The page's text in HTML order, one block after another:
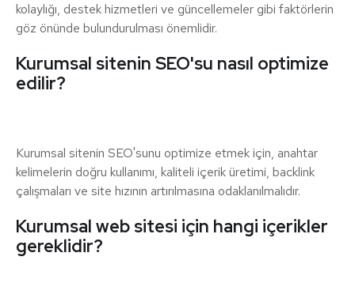
kolaylığı, destek hizmetleri ve güncellemeler gibi faktörlerin
göz önünde bulundurulması önemlidir.
Kurumsal sitenin SEO'su nasıl optimize
edilir?
Kurumsal sitenin SEO'sunu optimize etmek için, anahtar
kelimelerin doğru kullanımı, kaliteli içerik üretimi, backlink
çalışmaları ve site hızının artırılmasına odaklanılmalıdır.
Kurumsal web sitesi için hangi içerikler
gereklidir?